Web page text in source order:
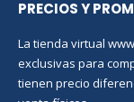
PRECIOS Y
La tienda virtual
exclusivas para
tienen precio